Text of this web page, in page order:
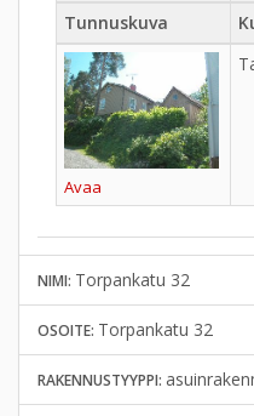
Tunnuskuva
Avaa
NIMI: Torpankatu 32
OSOITE: Torpankatu 32
RAKENNUSTYYPPI: